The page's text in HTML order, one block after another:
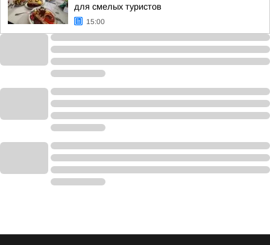
для смелых туристов
15:00